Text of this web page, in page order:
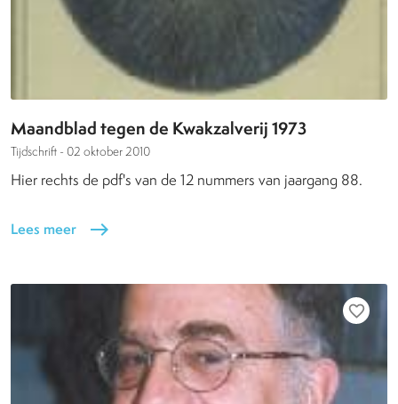
Maandblad tegen de Kwakzalverij 1973
Tijdschrift - 02 oktober 2010
Hier rechts de pdf's van de 12 nummers van jaargang 88.
Lees meer east
favorite_border